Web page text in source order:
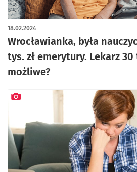
Wrocławianka, była
tys. zł emerytury. Lekarz 30
możliwe?
18.02.2024